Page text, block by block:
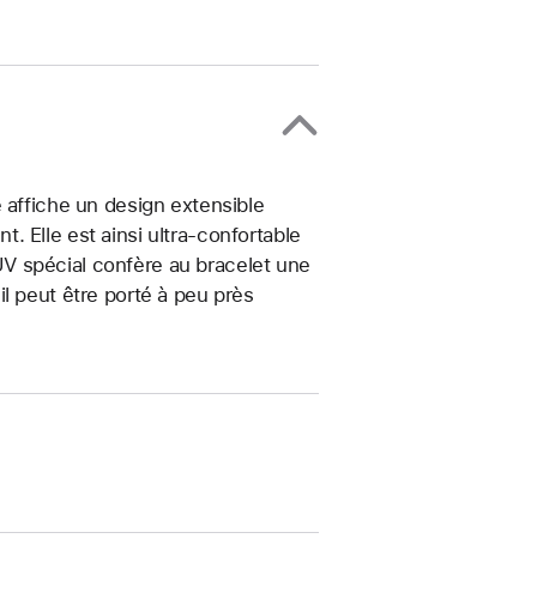
un design extensible
Elle est ainsi ultra-confortable
spécial confère au bracelet une
peut être porté à peu près